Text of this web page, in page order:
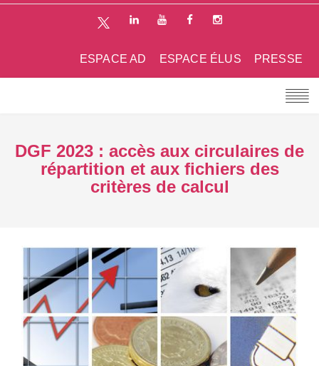
PRESSE
ESPACE ÉLUS
ESPACE AD
DGF 2023 : accès aux circulaires de
répartition et aux fichiers des
critères de calcul